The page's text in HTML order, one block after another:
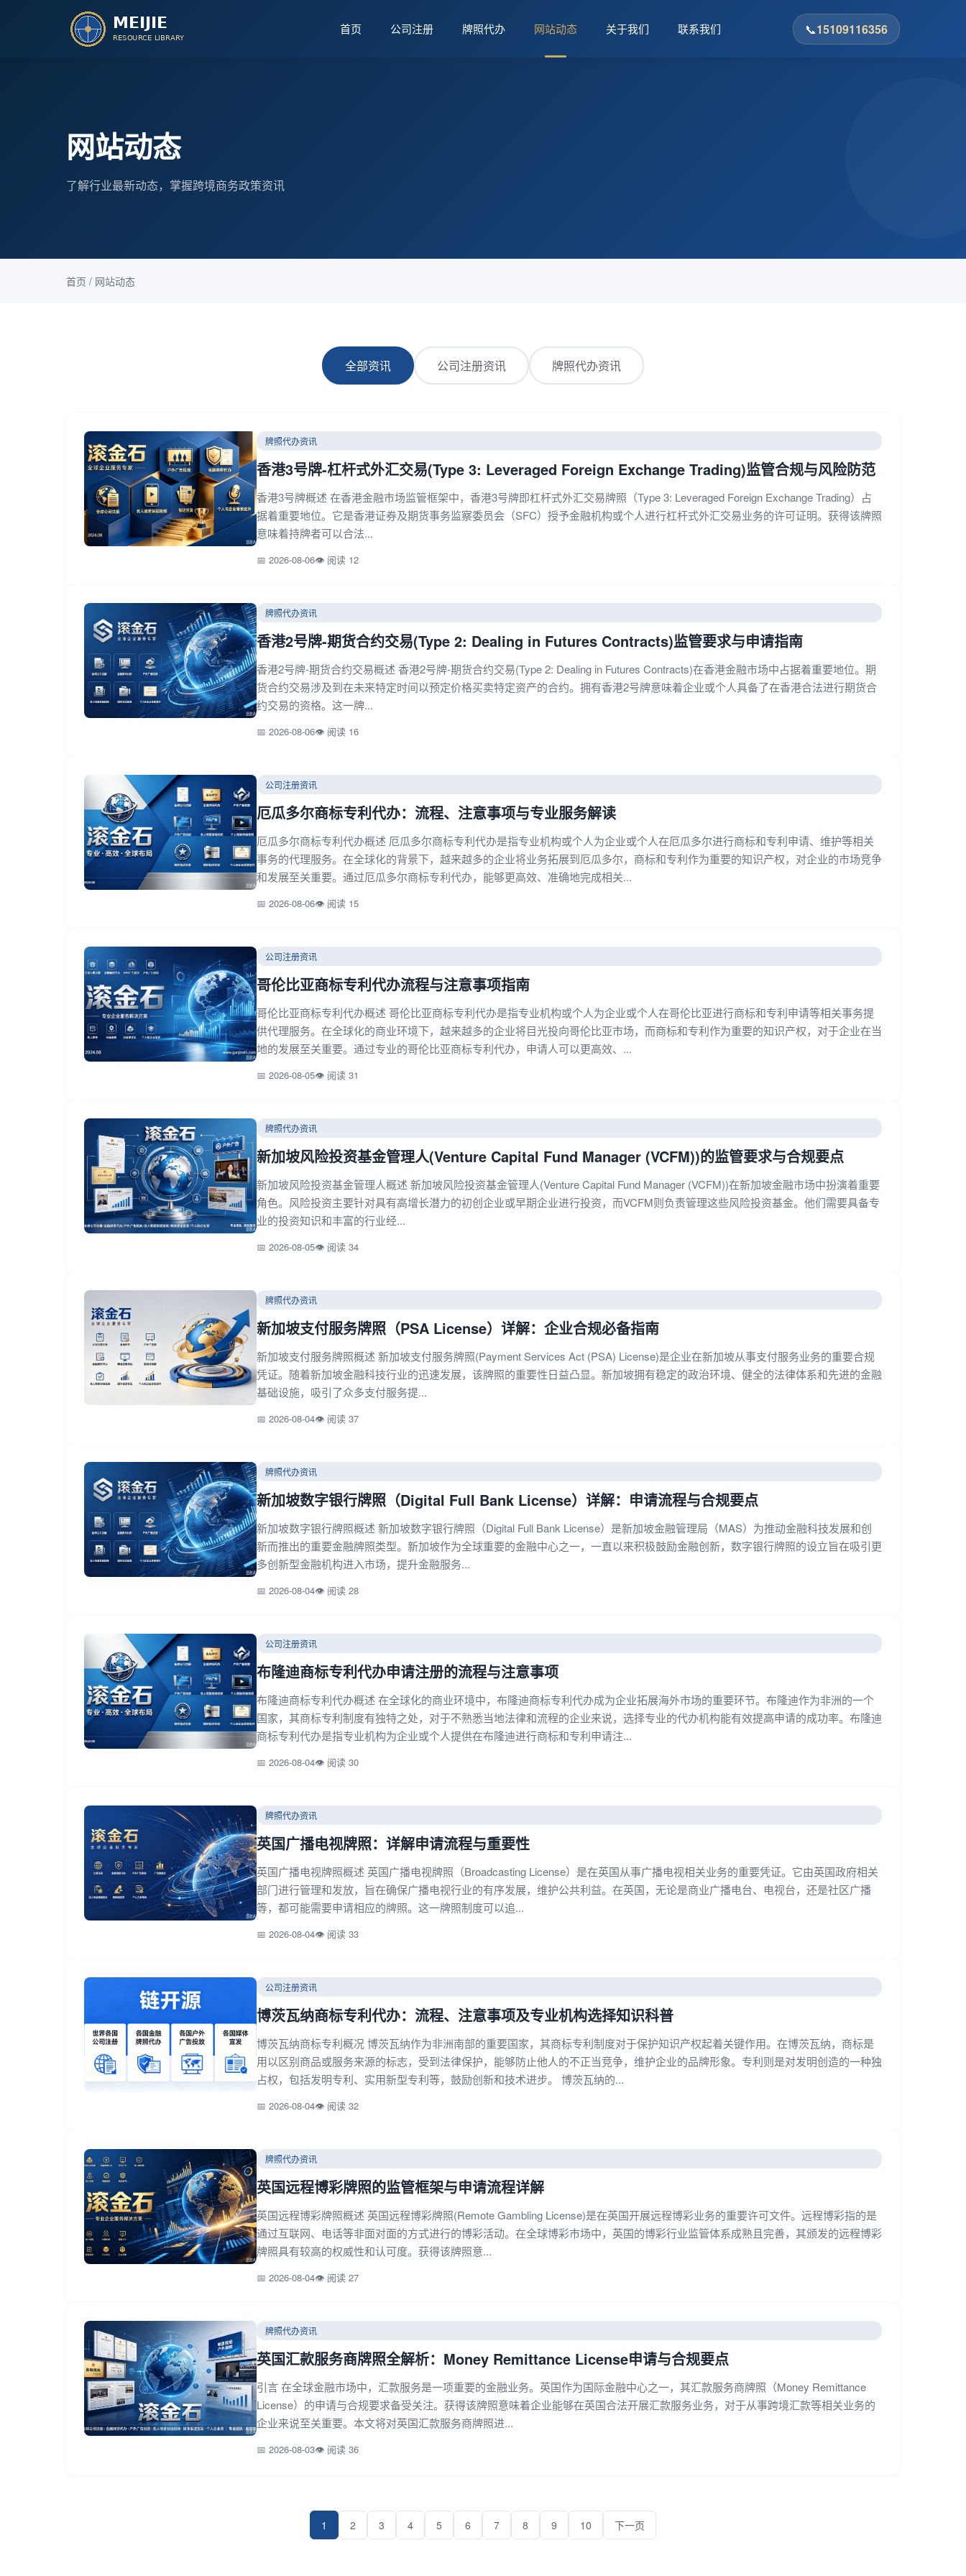
首页 公司注册 牌照代办 网站动态 关于我们 联系我们 📞15109116356
网站动态
了解行业最新动态，掌握跨境商务政策资讯
首页 / 网站动态
全部资讯 公司注册资讯 牌照代办资讯
牌照代办资讯
香港3号牌-杠杆式外汇交易(Type 3: Leveraged Foreign Exchange Trading)监管合规与风险防范
香港3号牌概述 在香港金融市场监管框架中，香港3号牌即杠杆式外汇交易牌照（Type 3: Leveraged Foreign Exchange Trading）占
据着重要地位。它是香港证券及期货事务监察委员会（SFC）授予金融机构或个人进行杠杆式外汇交易业务的许可证明。获得该牌照
意味着持牌者可以合法...
📅 2026-08-06👁️ 阅读 12
牌照代办资讯
香港2号牌-期货合约交易(Type 2: Dealing in Futures Contracts)监管要求与申请指南
香港2号牌-期货合约交易概述 香港2号牌-期货合约交易(Type 2: Dealing in Futures Contracts)在香港金融市场中占据着重要地位。期
货合约交易涉及到在未来特定时间以预定价格买卖特定资产的合约。拥有香港2号牌意味着企业或个人具备了在香港合法进行期货合
约交易的资格。这一牌...
📅 2026-08-06👁️ 阅读 16
公司注册资讯
厄瓜多尔商标专利代办：流程、注意事项与专业服务解读
厄瓜多尔商标专利代办概述 厄瓜多尔商标专利代办是指专业机构或个人为企业或个人在厄瓜多尔进行商标和专利申请、维护等相关
事务的代理服务。在全球化的背景下，越来越多的企业将业务拓展到厄瓜多尔，商标和专利作为重要的知识产权，对企业的市场竞争
和发展至关重要。通过厄瓜多尔商标专利代办，能够更高效、准确地完成相关...
📅 2026-08-06👁️ 阅读 15
公司注册资讯
哥伦比亚商标专利代办流程与注意事项指南
哥伦比亚商标专利代办概述 哥伦比亚商标专利代办是指专业机构或个人为企业或个人在哥伦比亚进行商标和专利申请等相关事务提
供代理服务。在全球化的商业环境下，越来越多的企业将目光投向哥伦比亚市场，而商标和专利作为重要的知识产权，对于企业在当
地的发展至关重要。通过专业的哥伦比亚商标专利代办，申请人可以更高效、...
📅 2026-08-05👁️ 阅读 31
牌照代办资讯
新加坡风险投资基金管理人(Venture Capital Fund Manager (VCFM))的监管要求与合规要点
新加坡风险投资基金管理人概述 新加坡风险投资基金管理人(Venture Capital Fund Manager (VCFM))在新加坡金融市场中扮演着重要
角色。风险投资主要针对具有高增长潜力的初创企业或早期企业进行投资，而VCFM则负责管理这些风险投资基金。他们需要具备专
业的投资知识和丰富的行业经...
📅 2026-08-05👁️ 阅读 34
牌照代办资讯
新加坡支付服务牌照（PSA License）详解：企业合规必备指南
新加坡支付服务牌照概述 新加坡支付服务牌照(Payment Services Act (PSA) License)是企业在新加坡从事支付服务业务的重要合规
凭证。随着新加坡金融科技行业的迅速发展，该牌照的重要性日益凸显。新加坡拥有稳定的政治环境、健全的法律体系和先进的金融
基础设施，吸引了众多支付服务提...
📅 2026-08-04👁️ 阅读 37
牌照代办资讯
新加坡数字银行牌照（Digital Full Bank License）详解：申请流程与合规要点
新加坡数字银行牌照概述 新加坡数字银行牌照（Digital Full Bank License）是新加坡金融管理局（MAS）为推动金融科技发展和创
新而推出的重要金融牌照类型。新加坡作为全球重要的金融中心之一，一直以来积极鼓励金融创新，数字银行牌照的设立旨在吸引更
多创新型金融机构进入市场，提升金融服务...
📅 2026-08-04👁️ 阅读 28
公司注册资讯
布隆迪商标专利代办申请注册的流程与注意事项
布隆迪商标专利代办概述 在全球化的商业环境中，布隆迪商标专利代办成为企业拓展海外市场的重要环节。布隆迪作为非洲的一个
国家，其商标专利制度有独特之处，对于不熟悉当地法律和流程的企业来说，选择专业的代办机构能有效提高申请的成功率。布隆迪
商标专利代办是指专业机构为企业或个人提供在布隆迪进行商标和专利申请注...
📅 2026-08-04👁️ 阅读 30
牌照代办资讯
英国广播电视牌照：详解申请流程与重要性
英国广播电视牌照概述 英国广播电视牌照（Broadcasting License）是在英国从事广播电视相关业务的重要凭证。它由英国政府相关
部门进行管理和发放，旨在确保广播电视行业的有序发展，维护公共利益。在英国，无论是商业广播电台、电视台，还是社区广播
等，都可能需要申请相应的牌照。这一牌照制度可以追...
📅 2026-08-04👁️ 阅读 33
公司注册资讯
博茨瓦纳商标专利代办：流程、注意事项及专业机构选择知识科普
博茨瓦纳商标专利概况 博茨瓦纳作为非洲南部的重要国家，其商标专利制度对于保护知识产权起着关键作用。在博茨瓦纳，商标是
用以区别商品或服务来源的标志，受到法律保护，能够防止他人的不正当竞争，维护企业的品牌形象。专利则是对发明创造的一种独
占权，包括发明专利、实用新型专利等，鼓励创新和技术进步。 博茨瓦纳的...
📅 2026-08-04👁️ 阅读 32
牌照代办资讯
英国远程博彩牌照的监管框架与申请流程详解
英国远程博彩牌照概述 英国远程博彩牌照(Remote Gambling License)是在英国开展远程博彩业务的重要许可文件。远程博彩指的是
通过互联网、电话等非面对面的方式进行的博彩活动。在全球博彩市场中，英国的博彩行业监管体系成熟且完善，其颁发的远程博彩
牌照具有较高的权威性和认可度。获得该牌照意...
📅 2026-08-04👁️ 阅读 27
牌照代办资讯
英国汇款服务商牌照全解析：Money Remittance License申请与合规要点
引言 在全球金融市场中，汇款服务是一项重要的金融业务。英国作为国际金融中心之一，其汇款服务商牌照（Money Remittance
License）的申请与合规要求备受关注。获得该牌照意味着企业能够在英国合法开展汇款服务业务，对于从事跨境汇款等相关业务的
企业来说至关重要。本文将对英国汇款服务商牌照进...
📅 2026-08-03👁️ 阅读 36
1 2 3 4 5 6 7 8 9 10 下一页